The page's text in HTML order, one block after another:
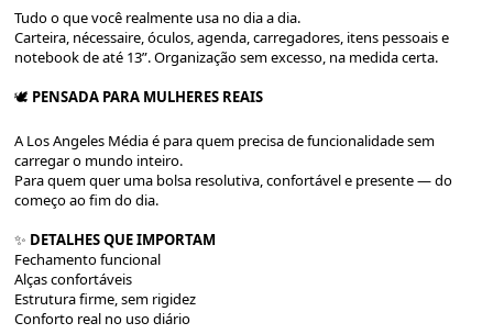
Tudo o que você realmente usa no dia a dia.
Carteira, nécessaire, óculos, agenda, carregadores, itens pessoais e
notebook de até 13”. Organização sem excesso, na medida certa.
🕊️ PENSADA PARA MULHERES REAIS
A Los Angeles Média é para quem precisa de funcionalidade sem
carregar o mundo inteiro.
Para quem quer uma bolsa resolutiva, confortável e presente — do
começo ao fim do dia.
✨ DETALHES QUE IMPORTAM
Fechamento funcional
Alças confortáveis
Estrutura firme, sem rigidez
Conforto real no uso diário